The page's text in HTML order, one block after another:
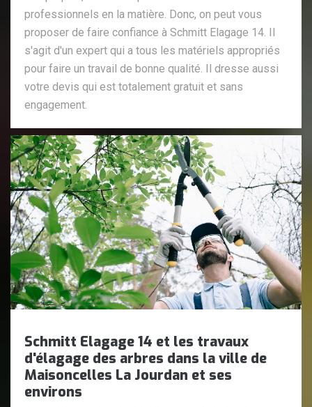
professionnels en la matière. Donc, on peut vous
proposer de faire confiance à Schmitt Elagage 14. Il
s'agit d'un expert qui a tous les matériels appropriés
pour faire un travail de bonne qualité. Il dresse aussi
votre devis qui est totalement gratuit et sans
engagement.
Schmitt Elagage 14 et les travaux
d'élagage des arbres dans la ville de
Maisoncelles La Jourdan et ses
environs